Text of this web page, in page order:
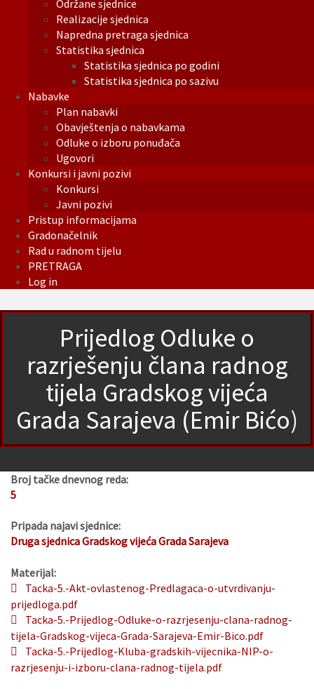
Održane sjednice
Realizacije sjednica
Napredna pretraga sjednica
Statistika sjednica
Statistika sjednica po godini
Statistika sjednica po sazivu
Nabavke
Plan nabavki
Obavještenja o nabavkama
Odluke o izboru ponuđača
Ugovori
Konkursi i javni pozivi
Konkursi
Javni pozivi
Pristup informacijama
Gradonačelnik
Rad u radnom tijelu
PRETRAGA
Log in
Prijedlog Odluke o
razrješenju člana radnog
tijela Gradskog vijeća
Grada Sarajeva (Emir Bićo)
Broj tačke dnevnog reda:
5
Pripada najavi sjednice:
Druga sjednica Gradskog vijeća Grada Sarajeva
Materijal:
Tacka-5.-Akt-ovlastenog-Predlagaca-o-utvrdivanju-
prijedloga.pdf
Tacka-5.-Prijedlog-Odluke-o-razrjesenju-clana-radnog-
tijela-Gradskog-vijeca-Grada-Sarajeva-Emir-Bico.pdf
Tacka-5.-Prijedlog-Kluba-gradskih-vijecnika-NIP-o-
razrjesenju-i-izboru-clana-radnog-tijela.pdf